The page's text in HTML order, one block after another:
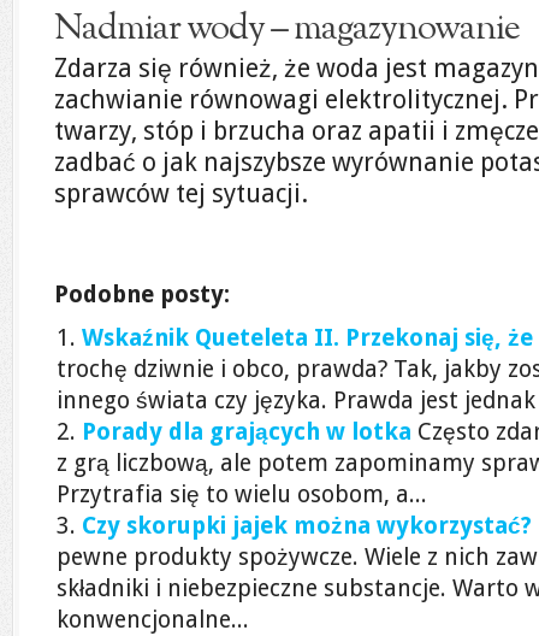
Nadmiar wody – magazynowanie
Zdarza się również, że woda jest
zachwianie równowagi elektrolitycznej.
twarzy, stóp i brzucha oraz apatii i
zadbać o jak najszybsze wyrównanie
sprawców tej sytuacji.
Podobne posty:
Wskaźnik Queteleta II. Przekonaj się, że
trochę dziwnie i obco, prawda? Tak, jakby
innego świata czy języka. Prawda jest
Porady dla grających w lotka Często
z grą liczbową, ale potem zapominamy
Przytrafia się to wielu osobom, a...
Czy skorupki jajek można wykorzystać?
pewne produkty spożywcze. Wiele z nich
składniki i niebezpieczne substancje. Warto
konwencjonalne...